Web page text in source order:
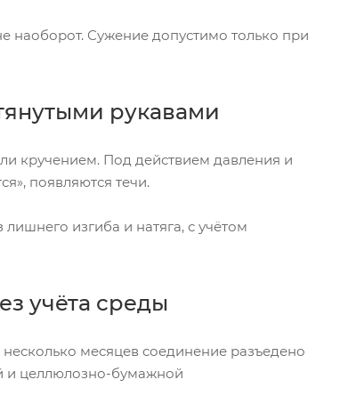
наоборот. Сужение допустимо только при
рукавами
кручением. Под действием давления и
появляются течи.
изгиба и натяга, с учётом
учёта среды
месяцев соединение разъедено
и целлюлозно-бумажной